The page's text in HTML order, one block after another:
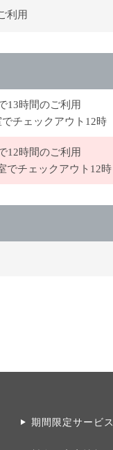
利用
13時間のご利用
チェックアウト12時
12時間のご利用
チェックアウト12時
期間限定サービス